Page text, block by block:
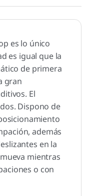
es lo único
es igual que la
de primera
gran
El
Dispono de
además
en la
mientras
o con